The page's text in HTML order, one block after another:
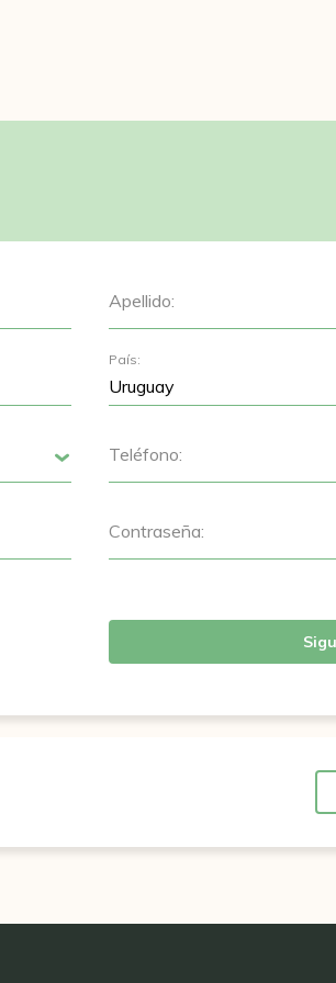
Apellido:
País:
Teléfono:
Contraseña: